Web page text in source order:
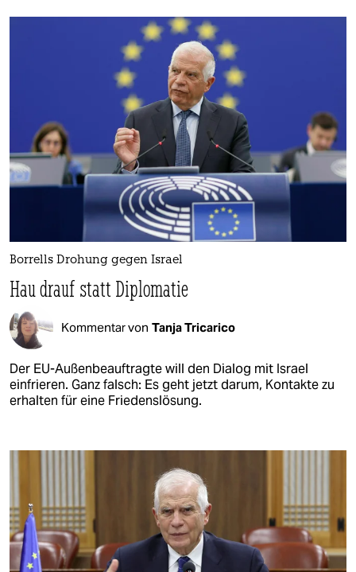
Borrells Drohung gegen Israel
Hau drauf statt Diplomatie
Kommentar von Tanja Tricarico
Der EU-Außenbeauftragte will den Dialog mit Israel
einfrieren. Ganz falsch: Es geht jetzt darum, Kontakte zu
erhalten für eine Friedenslösung.